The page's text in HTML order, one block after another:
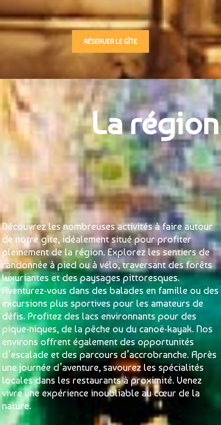
RÉSERVER LE GÎTE
La région
Découvrez les nombreuses activités à faire autour
de notre gîte, idéalement situé pour profiter
pleinement de la région. Explorez les sentiers de
randonnée à pied ou à vélo, traversant des forêts
luxuriantes et des paysages pittoresques.
Aventurez-vous dans des balades en famille ou des
excursions plus sportives pour les amateurs de
défis. Profitez des lacs environnants pour des
pique-niques, de la pêche ou du canoë-kayak. Nos
environs offrent également des opportunités
d’escalade et des parcours d’accrobranche. Après
une journée d’aventure, savourez les spécialités
locales dans les restaurants à proximité. Venez
vivre une expérience inoubliable au cœur de la
nature.